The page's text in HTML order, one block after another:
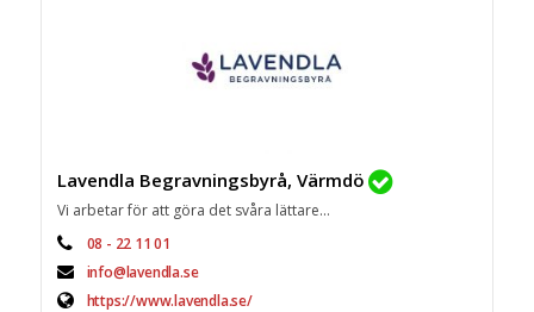
Lavendla Begravningsbyrå, Värmdö
Vi arbetar för att göra det svåra lättare...
08 - 22 11 01
info@lavendla.se
https://www.lavendla.se/